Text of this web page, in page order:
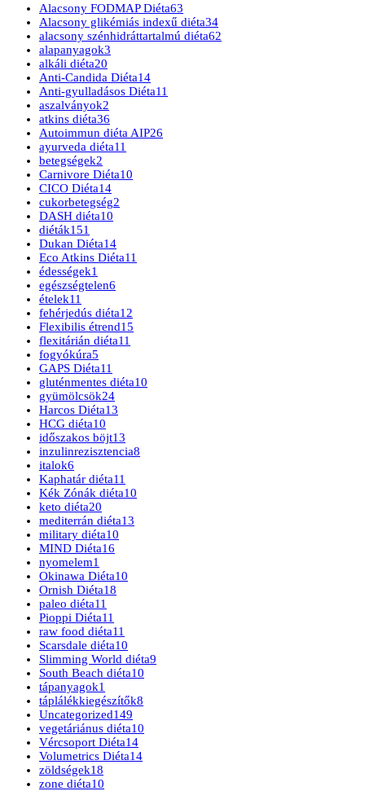
Alacsony FODMAP Diéta63
Alacsony glikémiás indexű diéta34
alacsony szénhidráttartalmú diéta62
alapanyagok3
alkáli diéta20
Anti-Candida Diéta14
Anti-gyulladásos Diéta11
aszalványok2
atkins diéta36
Autoimmun diéta AIP26
ayurveda diéta11
betegségek2
Carnivore Diéta10
CICO Diéta14
cukorbetegség2
DASH diéta10
diéták151
Dukan Diéta14
Eco Atkins Diéta11
édességek1
egészségtelen6
ételek11
fehérjedús diéta12
Flexibilis étrend15
flexitárián diéta11
fogyókúra5
GAPS Diéta11
gluténmentes diéta10
gyümölcsök24
Harcos Diéta13
HCG diéta10
időszakos böjt13
inzulinrezisztencia8
italok6
Kaphatár diéta11
Kék Zónák diéta10
keto diéta20
mediterrán diéta13
military diéta10
MIND Diéta16
nyomelem1
Okinawa Diéta10
Ornish Diéta18
paleo diéta11
Pioppi Diéta11
raw food diéta11
Scarsdale diéta10
Slimming World diéta9
South Beach diéta10
tápanyagok1
táplálékkiegészítők8
Uncategorized149
vegetáriánus diéta10
Vércsoport Diéta14
Volumetrics Diéta14
zöldségek18
zone diéta10